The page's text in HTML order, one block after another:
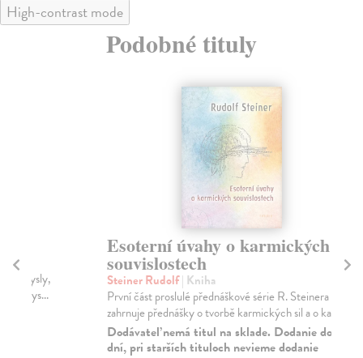
High-contrast mode
Podobné tituly
Esoterní úvahy o karmických
souvislostech
Steiner Rudolf| Kniha
První část proslulé přednáškové série R. Steinera
zahrnuje přednášky o tvorbě karmických sil a o kar...
Dodávateľ nemá titul na sklade. Dodanie do 30
dní, pri starších tituloch nevieme dodanie